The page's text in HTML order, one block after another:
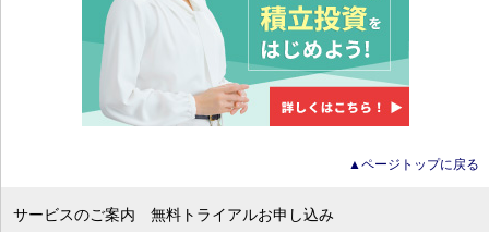
▲ページトップに戻る
サービスのご案内 無料トライアルお申し込み